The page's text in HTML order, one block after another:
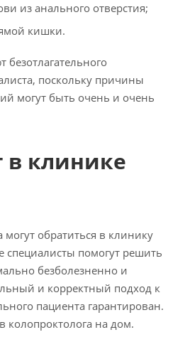
из анального отверстия;
кишки.
безотлагательного
поскольку причины
могут быть очень и очень
в клинике
обратиться в клинику
специалисты помогут решить
безболезненно и
и корректный подход к
пациента гарантирован.
колопроктолога на дом.